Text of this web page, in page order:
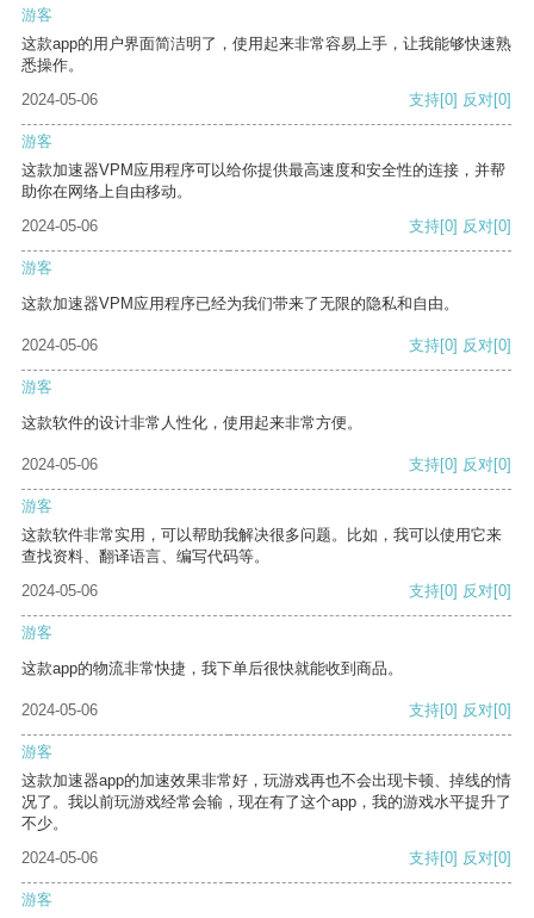
游客
这款app的用户界面简洁明了，使用起来非常容易上手，让我能够快速熟
悉操作。
2024-05-06
支持[0] 反对[0]
游客
这款加速器VPM应用程序可以给你提供最高速度和安全性的连接，并帮
助你在网络上自由移动。
2024-05-06
支持[0] 反对[0]
游客
这款加速器VPM应用程序已经为我们带来了无限的隐私和自由。
2024-05-06 支持[0] 反对[0]
游客
这款软件的设计非常人性化，使用起来非常方便。
2024-05-06 支持[0] 反对[0]
游客
这款软件非常实用，可以帮助我解决很多问题。比如，我可以使用它来
查找资料、翻译语言、编写代码等。
2024-05-06
支持[0] 反对[0]
游客
这款app的物流非常快捷，我下单后很快就能收到商品。
2024-05-06 支持[0] 反对[0]
游客
这款加速器app的加速效果非常好，玩游戏再也不会出现卡顿、掉线的情
况了。我以前玩游戏经常会输，现在有了这个app，我的游戏水平提升了
不少。
2024-05-06
支持[0] 反对[0]
游客